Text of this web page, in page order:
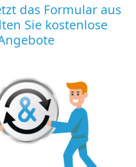
das Formular aus
Sie kostenlose